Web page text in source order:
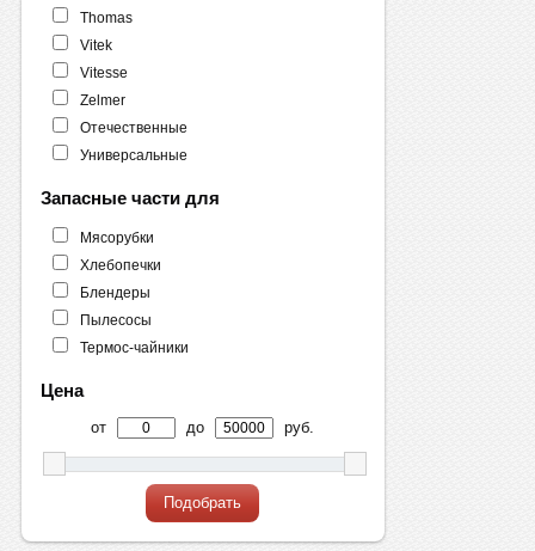
Thomas
Vitek
Vitesse
Zelmer
Отечественные
Универсальные
Запасные части для
Мясорубки
Хлебопечки
Блендеры
Пылесосы
Термос-чайники
Цена
от до руб.
Подобрать